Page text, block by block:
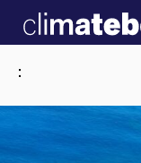
22 ΙΑΝ 2026
: